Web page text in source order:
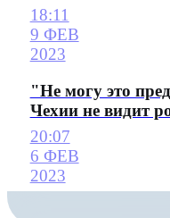
18:11
9 ФЕВ
2023
"Не могу это
Чехии не видит
20:07
6 ФЕВ
2023